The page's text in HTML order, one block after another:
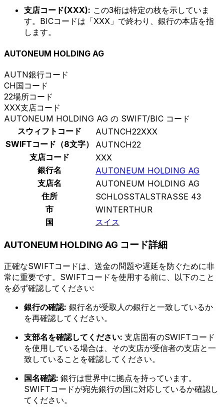
支店コード(XXX): この3桁は特定の枝を示していま
す。BICコードは「XXX」で終わり、銀行の本店を指
します。
AUTONEUM HOLDING AG
AUTN銀行コード
CH国コード
22場所コード
XXX支店コード
AUTONEUM HOLDING AG の SWIFT/BIC コード
スウィフトコード
AUTNCH22XXX
SWIFTコード（8文字）
AUTNCH22
支店コード
XXX
銀行名
AUTONEUM HOLDING AG
支店名
AUTONEUM HOLDING AG
住所
SCHLOSSTALSTRASSE 43
市
WINTERTHUR
国
スイス
AUTONEUM HOLDING AG コード詳細
正確なSWIFTコードは、送金の問題や遅延を防ぐために非
常に重要です。SWIFTコードを使用する前に、以下のこと
を必ず確認してください:
銀行の確認: 銀行名が受取人の銀行と一致しているか
を再確認してください。
支部名を確認してください: 支店固有のSWIFTコード
を使用している場合は、その支店が受信者の支店と一
致していることを確認してください。
国名確認: 銀行は世界中に拠点を持っています。
SWIFTコードが宛先銀行の国に対応しているか確認し
てください。